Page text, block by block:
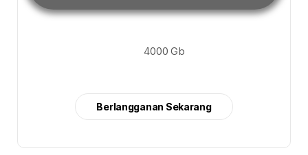
4000 Gb
Berlangganan Sekarang